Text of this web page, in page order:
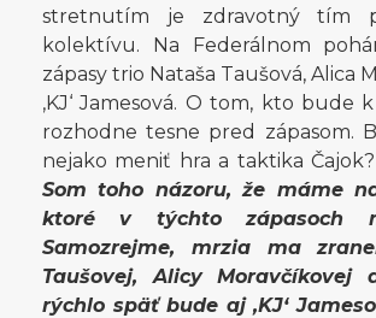
stretnutím je zdravotný tím
kolektívu. Na Federálnom
zápasy trio Nataša Taušová, Alica
‚KJ‘ Jamesová. O tom, kto bude
rozhodne tesne pred zápasom.
nejako meniť hra a taktika Čajok?
Som toho názoru, že máme
ktoré v týchto zápasoch
Samozrejme, mrzia ma
Taušovej, Alicy Moravčíkovej
rýchlo späť bude aj ‚KJ‘